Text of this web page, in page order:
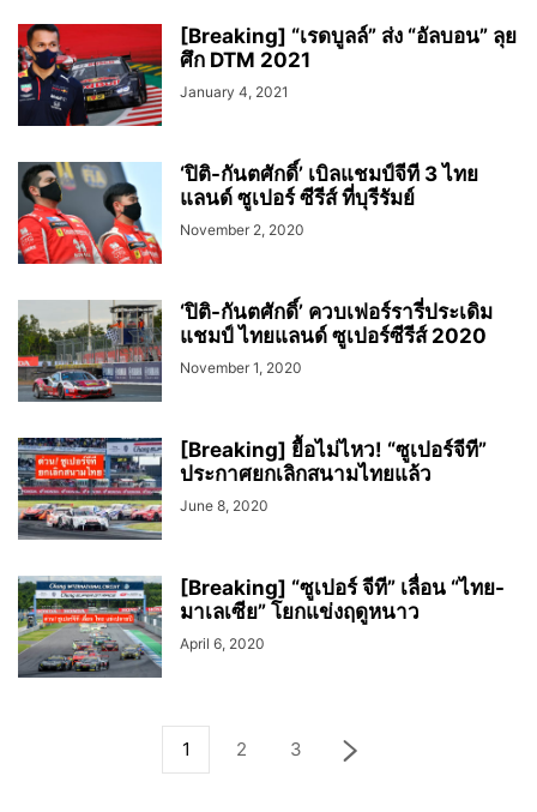
[Breaking] “เรดบูลล์” ส่ง “อัลบอน” ลุย
ศึก DTM 2021
January 4, 2021
‘ปิติ-กันตศักดิ์’ เบิลแชมป์จีที 3 ไทย
แลนด์ ซูเปอร์ ซีรีส์ ที่บุรีรัมย์
November 2, 2020
‘ปิติ-กันตศักดิ์’ ควบเฟอร์รารี่ประเดิม
แชมป์ ไทยแลนด์ ซูเปอร์ซีรีส์ 2020
November 1, 2020
[Breaking] ยื้อไม่ไหว! “ซูเปอร์จีที”
ประกาศยกเลิกสนามไทยแล้ว
June 8, 2020
[Breaking] “ซูเปอร์ จีที” เลื่อน “ไทย-
มาเลเซีย” โยกแข่งฤดูหนาว
April 6, 2020
1 2 3